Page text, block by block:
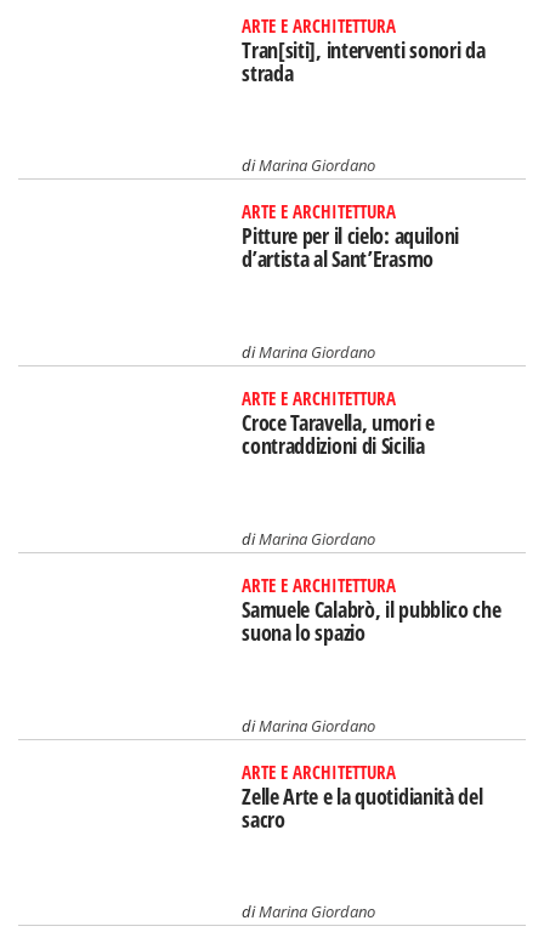
ARTE E ARCHITETTURA
Tran[siti], interventi sonori da
strada
diMarina Giordano
ARTE E ARCHITETTURA
Pitture per il cielo: aquiloni
d’artista al Sant’Erasmo
diMarina Giordano
ARTE E ARCHITETTURA
Croce Taravella, umori e
contraddizioni di Sicilia
diMarina Giordano
ARTE E ARCHITETTURA
Samuele Calabrò, il pubblico che
suona lo spazio
diMarina Giordano
ARTE E ARCHITETTURA
Zelle Arte e la quotidianità del
sacro
diMarina Giordano